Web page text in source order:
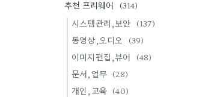
추천 프리웨어 (314)
시스템관리,보안 (137)
동영상,오디오 (39)
이미지편집,뷰어 (48)
문서,업무 (28)
개인,교육 (40)